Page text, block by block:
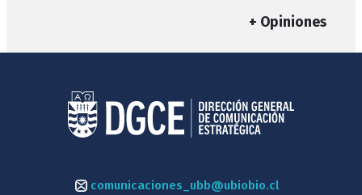
+ Opiniones
comunicaciones_ubb@ubiobio.cl